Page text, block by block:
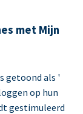
met Mijn
getoond als '
op hun
gestimuleerd